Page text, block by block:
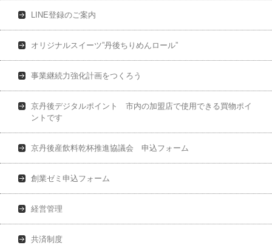
LINE登録のご案内
オリジナルスイーツ”丹後ちりめんロール”
事業継続力強化計画をつくろう
京丹後デジタルポイント 市内の加盟店で使用できる買物ポイ
ントです
京丹後産飲料乾杯推進協議会 申込フォーム
創業ゼミ申込フォーム
経営管理
共済制度